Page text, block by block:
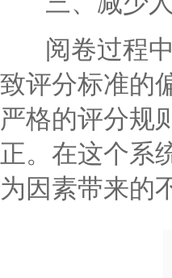
阅卷过程中
致评分标准的
严格的评分规
正。在这个系
为因素带来的